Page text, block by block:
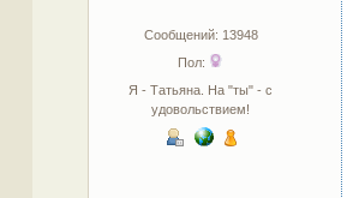
Сообщений: 13948
Пол:
Я - Татьяна. На "ты" - с
удовольствием!